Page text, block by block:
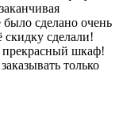
сделано очень
сделали!
прекрасный шкаф!
только